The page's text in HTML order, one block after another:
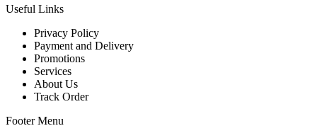
Useful Links
Privacy Policy
Payment and Delivery
Promotions
Services
About Us
Track Order
Footer Menu